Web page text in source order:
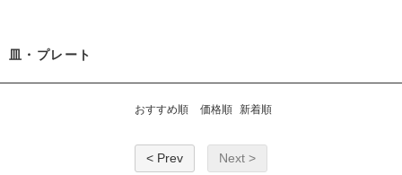
皿・プレート
おすすめ順 価格順 新着順
< Prev Next >